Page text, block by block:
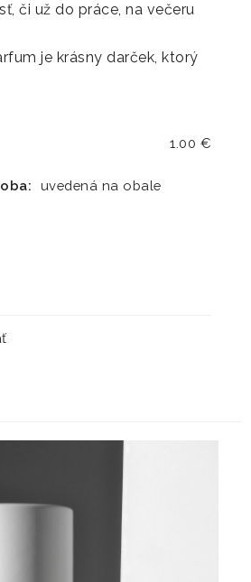
či už do práce, na večeru
je krásny darček, ktorý
1.00 €
uvedená na obale